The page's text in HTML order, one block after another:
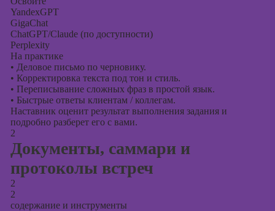
YandexGPT
GigaChat
ChatGPT/Claude (по доступности)
Perplexity
На практике
• Деловое письмо по черновику.
• Корректировка текста под тон и стиль.
• Переписывание сложных фраз в простой язык.
• Быстрые ответы клиентам / коллегам.
Наставник оценит результат выполнения задания и
подробно разберет его с вами.
2
Документы, саммари и
протоколы встреч
2
2
содержание и инструменты